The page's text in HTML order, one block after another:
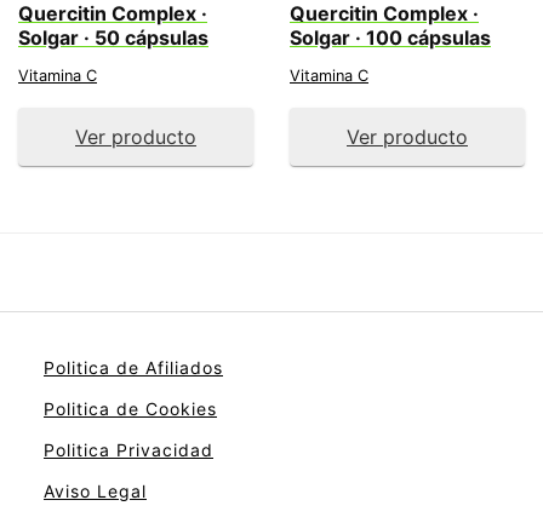
Quercitin Complex ·
Solgar · 50 cápsulas
Vitamina C
Ver producto
Quercitin Complex ·
Solgar · 100 cápsulas
Vitamina C
Ver producto
Politica de Afiliados
Politica de Cookies
Politica Privacidad
Aviso Legal